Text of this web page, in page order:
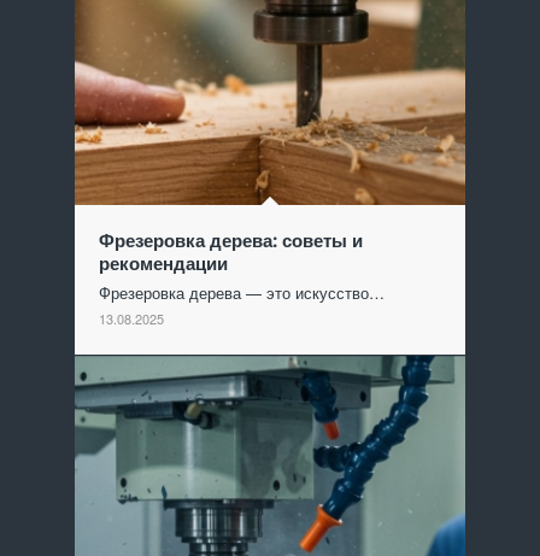
Фрезеровка дерева: советы и
рекомендации
Фрезеровка дерева — это искусство…
13.08.2025